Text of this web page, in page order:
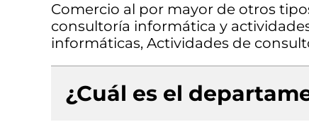
Comercio al por mayor de otros
consultoría informática y
informáticas, Actividades de
¿Cuál es el